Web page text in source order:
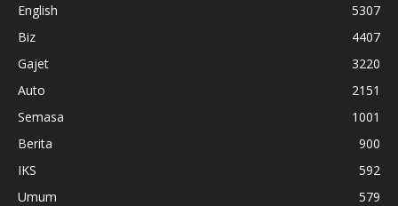
English
5307
Biz
4407
Gajet
3220
Auto
2151
Semasa
1001
Berita
900
IKS
592
Umum
579